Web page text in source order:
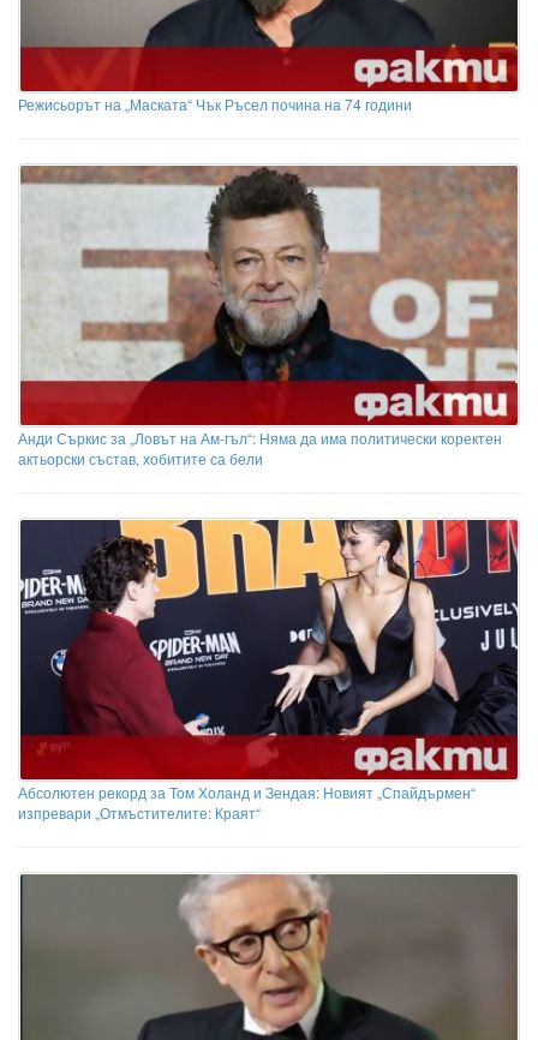
Режисьорът на „Маската“ Чък Ръсел почина на 74 години
Анди Съркис за „Ловът на Ам-гъл“: Няма да има политически коректен
актьорски състав, хобитите са бели
Абсолютен рекорд за Том Холанд и Зендая: Новият „Спайдърмен“
изпревари „Отмъстителите: Краят“